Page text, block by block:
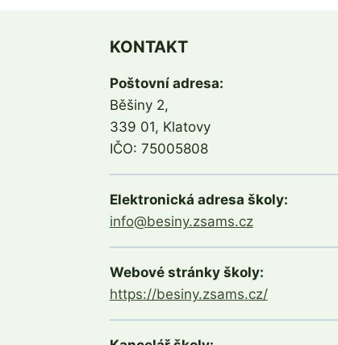
KONTAKT
Poštovní adresa:
Běšiny 2,
339 01, Klatovy
IČO: 75005808
Elektronická adresa školy:
info@besiny.zsams.cz
Webové stránky školy:
https://besiny.zsams.cz/